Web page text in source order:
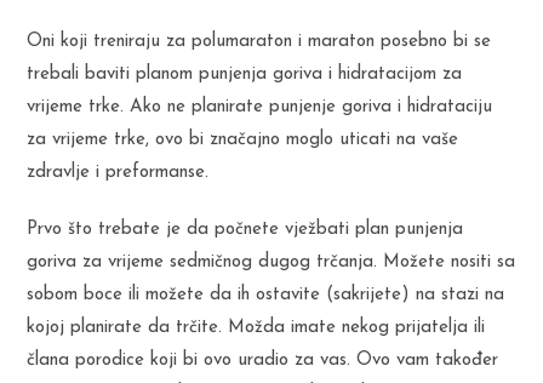
Oni koji treniraju za polumaraton i maraton posebno bi se
trebali baviti planom punjenja goriva i hidratacijom za
vrijeme trke. Ako ne planirate punjenje goriva i hidrataciju
za vrijeme trke, ovo bi značajno moglo uticati na vaše
zdravlje i preformanse.
Prvo što trebate je da počnete vježbati plan punjenja
goriva za vrijeme sedmičnog dugog trčanja. Možete nositi sa
sobom boce ili možete da ih ostavite (sakrijete) na stazi na
kojoj planirate da trčite. Možda imate nekog prijatelja ili
člana porodice koji bi ovo uradio za vas. Ovo vam također